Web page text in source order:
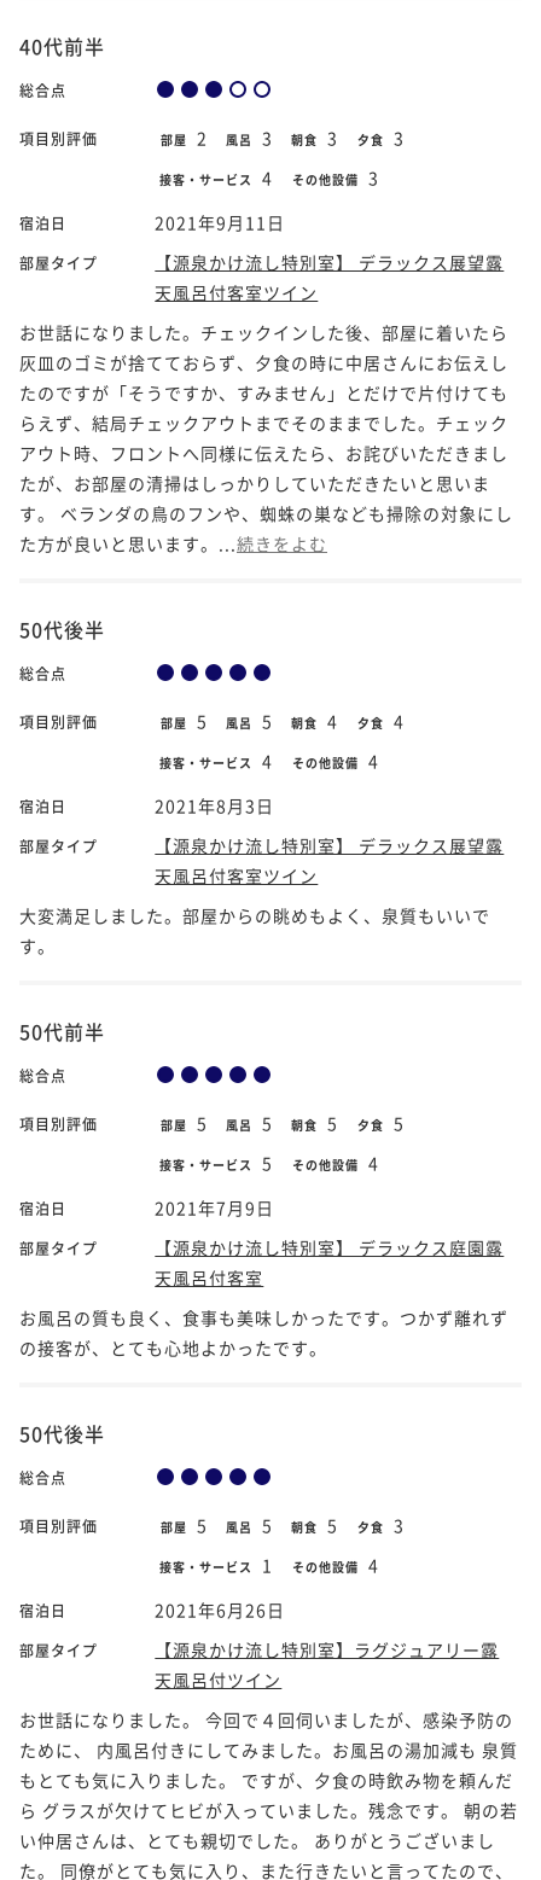
40代前半
総合点
項目別評価 部屋 2 風呂 3 朝食 3 夕食 3
接客・サービス 4 その他設備 3
宿泊日 2021年9月11日
部屋タイプ
【源泉かけ流し特別室】 デラックス展望露
天風呂付客室ツイン
お世話になりました。チェックインした後、部屋に着いたら
灰皿のゴミが捨てておらず、夕食の時に中居さんにお伝えし
たのですが「そうですか、すみません」とだけで片付けても
らえず、結局チェックアウトまでそのままでした。チェック
アウト時、フロントへ同様に伝えたら、お詫びいただきまし
たが、お部屋の清掃はしっかりしていただきたいと思いま
す。 ベランダの鳥のフンや、蜘蛛の巣なども掃除の対象にし
た方が良いと思います。... 続きをよむ
50代後半
総合点
項目別評価 部屋 5 風呂 5 朝食 4 夕食 4
接客・サービス 4 その他設備 4
宿泊日 2021年8月3日
部屋タイプ
【源泉かけ流し特別室】 デラックス展望露
天風呂付客室ツイン
大変満足しました。部屋からの眺めもよく、泉質もいいで
す。
50代前半
総合点
項目別評価 部屋 5 風呂 5 朝食 5 夕食 5
接客・サービス 5 その他設備 4
宿泊日 2021年7月9日
部屋タイプ
【源泉かけ流し特別室】 デラックス庭園露
天風呂付客室
お風呂の質も良く、食事も美味しかったです。つかず離れず
の接客が、とても心地よかったです。
50代後半
総合点
項目別評価 部屋 5 風呂 5 朝食 5 夕食 3
接客・サービス 1 その他設備 4
宿泊日 2021年6月26日
部屋タイプ
【源泉かけ流し特別室】ラグジュアリー露
天風呂付ツイン
お世話になりました。 今回で４回伺いましたが、感染予防の
ために、 内風呂付きにしてみました。お風呂の湯加減も 泉質
もとても気に入りました。 ですが、夕食の時飲み物を頼んだ
ら グラスが欠けてヒビが入っていました。残念です。 朝の若
い仲居さんは、とても親切でした。 ありがとうございまし
た。 同僚がとても気に入り、また行きたいと言ってたので、